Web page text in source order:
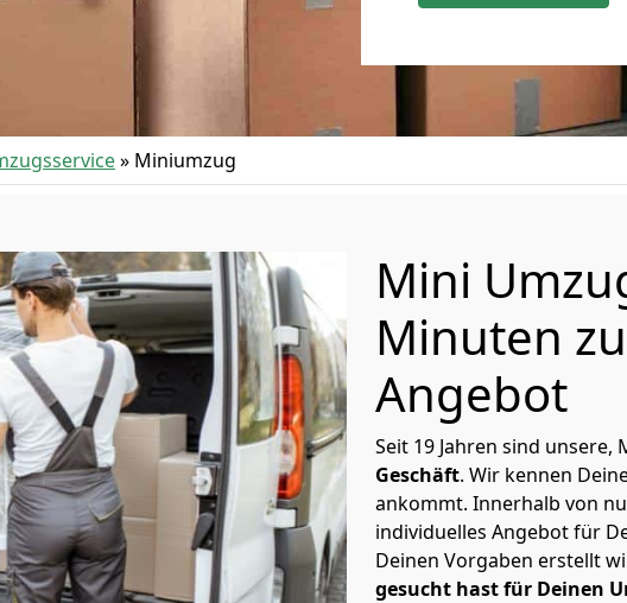
» Miniumzug
Mini
Minuten
Angebot
Seit 19 Jahren sind
Geschäft. Wir kennen
ankommt. Innerhalb von
individuelles Angebot für
Deinen Vorgaben erstellt
gesucht hast für Deinen